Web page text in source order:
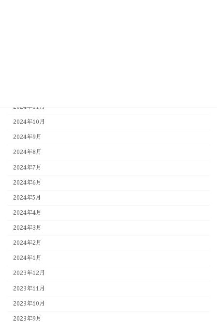
2024年11月
2024年10月
2024年9月
2024年8月
2024年7月
2024年6月
2024年5月
2024年4月
2024年3月
2024年2月
2024年1月
2023年12月
2023年11月
2023年10月
2023年9月